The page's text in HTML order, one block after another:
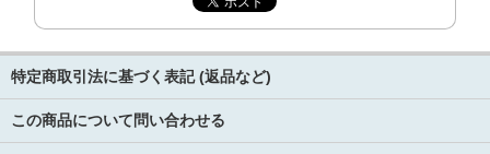
特定商取引法に基づく表記 (返品など)
この商品について問い合わせる